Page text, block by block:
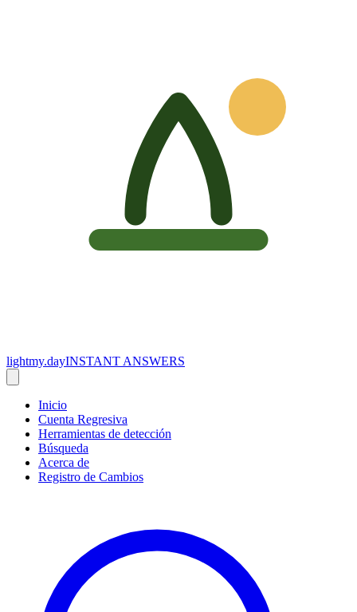
lightmy.dayINSTANT ANSWERS
Inicio
Cuenta Regresiva
Herramientas de detección
Búsqueda
Acerca de
Registro de Cambios